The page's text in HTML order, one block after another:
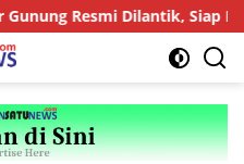
Dilantik, Siap Bersinergi